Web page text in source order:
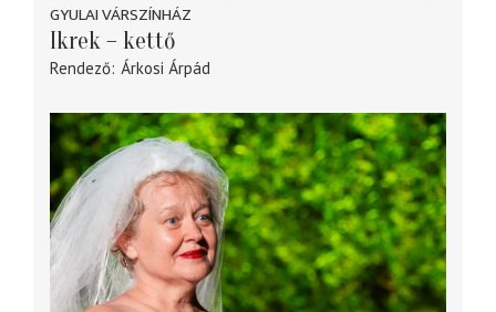
GYULAI VÁRSZÍNHÁZ
Ikrek – kettő
Rendező Árkosi Árpád